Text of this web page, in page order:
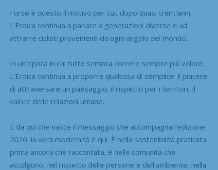
Forse è questo il motivo per cui, dopo quasi trent’anni,
L’Eroica continua a parlare a generazioni diverse e ad
attrarre ciclisti provenienti da ogni angolo del mondo.
In un’epoca in cui tutto sembra correre sempre più veloce,
L’Eroica continua a proporre qualcosa di semplice: il piacere
di attraversare un paesaggio, il rispetto per i territori, il
valore delle relazioni umane.
È da qui che nasce il messaggio che accompagna l’edizione
2026: la vera modernità è qui. È nella sostenibilità praticata
prima ancora che raccontata, è nelle comunità che
accolgono, nel rispetto delle persone e dell’ambiente, nella